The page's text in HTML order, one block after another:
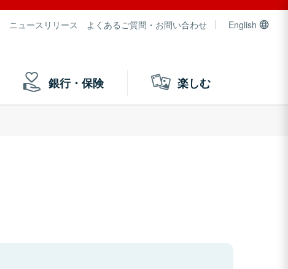
ニュースリリース よくあるご質問・お問い合わせ English
銀行・保険 楽しむ